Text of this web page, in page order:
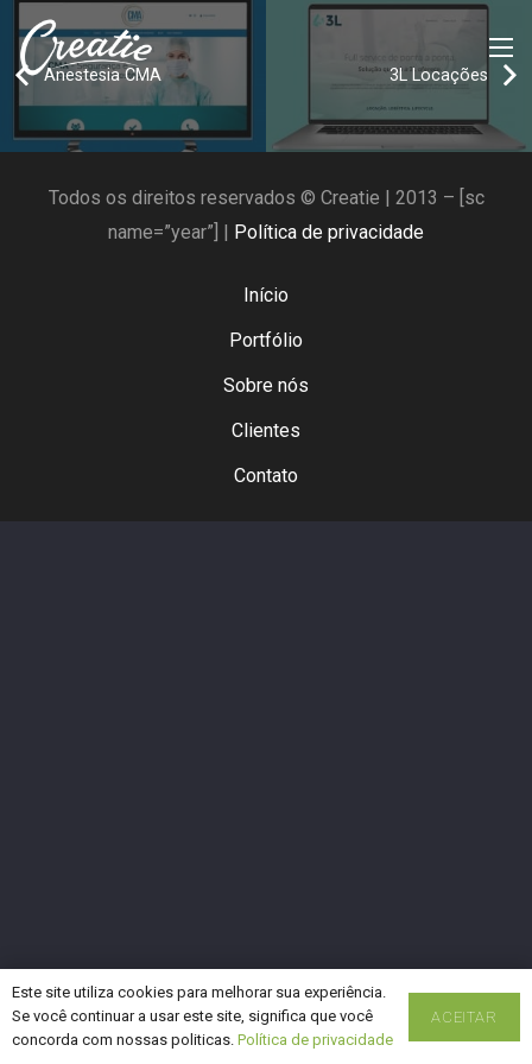
Anestesia CMA 3L Locações
Todos os direitos reservados © Creatie | 2013 – [sc
name=”year”] | Política de privacidade
Início
Portfólio
Sobre nós
Clientes
Contato
Este site utiliza cookies para melhorar sua experiência.
Se você continuar a usar este site, significa que você
concorda com nossas politicas. Política de privacidade
ACEITAR